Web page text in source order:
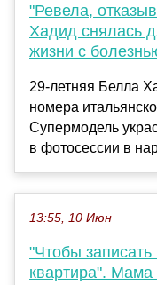
"Ревела,
Хадид снялась
жизни с
29-летняя Белла
номера
Супермодель
в фотосессии в
13:55, 10 Июн
"Чтобы
квартира".